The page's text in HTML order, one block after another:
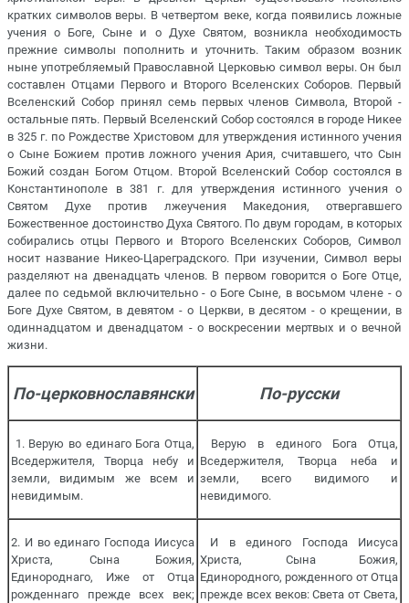
кратких символов веры. В четвертом веке, когда появились ложные
учения о Боге, Сыне и о Духе Святом, возникла необходимость
прежние символы пополнить и уточнить. Таким образом возник
ныне употребляемый Православной Церковью символ веры. Он был
составлен Отцами Первого и Второго Вселенских Соборов. Первый
Вселенский Собор принял семь первых членов Символа, Второй -
остальные пять. Первый Вселенский Собор состоялся в городе Никее
в 325 г. по Рождестве Христовом для утверждения истинного учения
о Сыне Божием против ложного учения Ария, считавшего, что Сын
Божий создан Богом Отцом. Второй Вселенский Собор состоялся в
Константинополе в 381 г. для утверждения истинного учения о
Святом Духе против лжеучения Македония, отвергавшего
Божественное достоинство Духа Святого. По двум городам, в которых
собирались отцы Первого и Второго Вселенских Соборов, Символ
носит название Никео-Цареградского. При изучении, Символ веры
разделяют на двенадцать членов. В первом говорится о Боге Отце,
далее по седьмой включительно - о Боге Сыне, в восьмом члене - о
Боге Духе Святом, в девятом - о Церкви, в десятом - о крещении, в
одиннадцатом и двенадцатом - о воскресении мертвых и о вечной
жизни.
По-церковнославянски По-русски
1. Верую во единаго Бога Отца,
Вседержителя, Творца небу и
земли, видимым же всем и
невидимым.
Верую в единого Бога Отца,
Вседержителя, Творца неба и
земли, всего видимого и
невидимого.
2. И во единаго Господа Иисуса
Христа, Сына Божия,
Единороднаго, Иже от Отца
рожденнаго прежде всех век;
И в единого Господа Иисуса
Христа, Сына Божия,
Единородного, рожденного от Отца
прежде всех веков: Света от Света,